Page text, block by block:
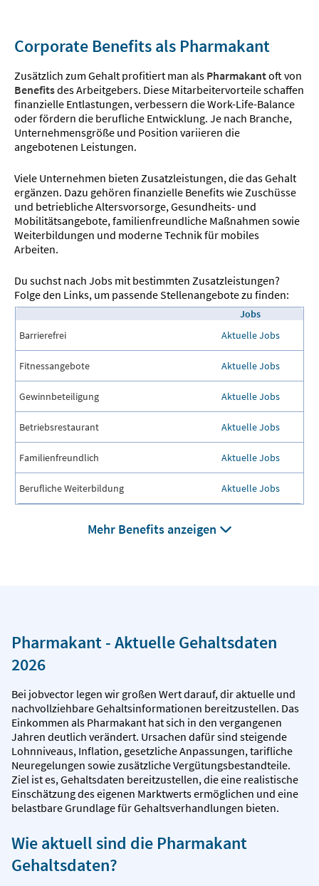
Corporate Benefits als Pharmakant
Zusätzlich zum Gehalt profitiert man als Pharmakantoft von
Benefitsdes Arbeitgebers. Diese Mitarbeitervorteile schaffen
finanzielle Entlastungen, verbessern die Work-Life-Balance
oder fördern die berufliche Entwicklung. Je nach Branche,
Unternehmensgröße und Position variieren die
angebotenen Leistungen.
Viele Unternehmen bieten Zusatzleistungen, die das Gehalt
ergänzen. Dazu gehören finanzielle Benefits wie Zuschüsse
und betriebliche Altersvorsorge, Gesundheits- und
Mobilitätsangebote, familienfreundliche Maßnahmen sowie
Weiterbildungen und moderne Technik für mobiles
Arbeiten.
Du suchst nach Jobs mit bestimmten Zusatzleistungen?
Folge den Links, um passende Stellenangebote zu finden:
Jobs
Barrierefrei
Aktuelle Jobs
Fitnessangebote Aktuelle Jobs
Gewinnbeteiligung Aktuelle Jobs
Betriebsrestaurant Aktuelle Jobs
Familienfreundlich Aktuelle Jobs
Berufliche Weiterbildung Aktuelle Jobs
Mehr Benefits anzeigen
Pharmakant - Aktuelle Gehaltsdaten
2026
Bei jobvector legen wir großen Wert darauf, dir aktuelle und
nachvollziehbare Gehaltsinformationen bereitzustellen. Das
Einkommen als Pharmakant hat sich in den vergangenen
Jahren deutlich verändert. Ursachen dafür sind steigende
Lohnniveaus, Inflation, gesetzliche Anpassungen, tarifliche
Neuregelungen sowie zusätzliche Vergütungsbestandteile.
Ziel ist es, Gehaltsdaten bereitzustellen, die eine realistische
Einschätzung des eigenen Marktwerts ermöglichen und eine
belastbare Grundlage für Gehaltsverhandlungen bieten.
Wie aktuell sind die Pharmakant
Gehaltsdaten?